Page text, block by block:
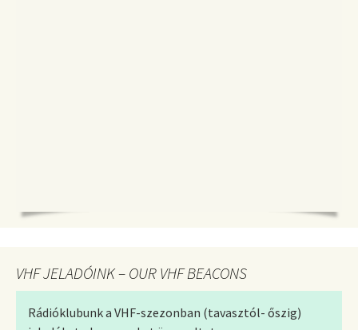
VHF JELADÓINK – OUR VHF BEACONS
Rádióklubunk a VHF-szezonban (tavasztól- őszig)